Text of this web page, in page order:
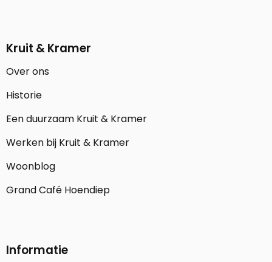
Kruit & Kramer
Over ons
Historie
Een duurzaam Kruit & Kramer
Werken bij Kruit & Kramer
Woonblog
Grand Café Hoendiep
Informatie